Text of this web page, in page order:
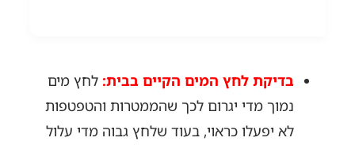
בדיקת לחץ המים הקיים בבית: לחץ מים
נמוך מדי יגרום לכך שהממטרות והטפטפות
לא יפעלו כראוי, בעוד שלחץ גבוה מדי עלול